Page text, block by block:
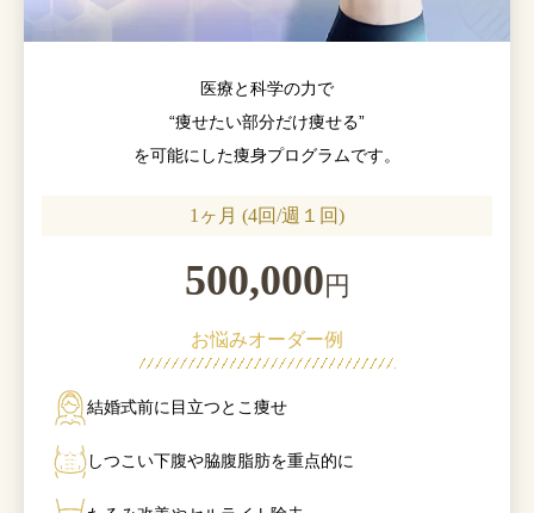
医療と科学の力で
“痩せたい部分だけ痩せる”
を可能にした痩身プログラムです。
1ヶ月 (4回/週１回)
500,000 円
お悩みオーダー例
結婚式前に目立つとこ痩せ
しつこい下腹や脇腹脂肪を重点的に